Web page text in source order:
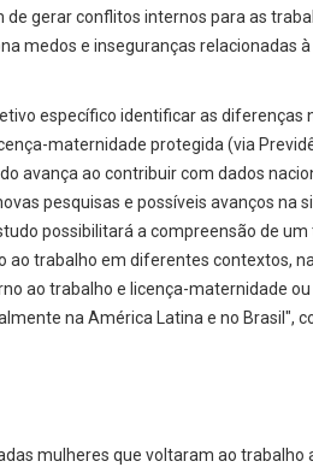
gerar conflitos internos para as
medos e inseguranças relacionadas
específico identificar as diferenças
maternidade protegida (via
avança ao contribuir com dados
pesquisas e possíveis avanços na
possibilitará a compreensão de
trabalho em diferentes contextos,
ao trabalho e licença-maternidade
na América Latina e no Brasil",
mulheres que voltaram ao trabalho